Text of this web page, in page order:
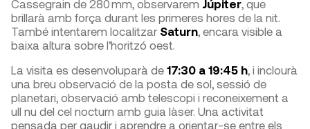
Cassegrain de 280 mm, observarem Júpiter, que
brillarà amb força durant les primeres hores de la nit.
També intentarem localitzar Saturn, encara visible a
baixa altura sobre l’horitzó oest.
La visita es desenvoluparà de 17:30 a 19:45 h, i inclourà
una breu observació de la posta de sol, sessió de
planetari, observació amb telescopi i reconeixement a
ull nu del cel nocturn amb guia làser. Una activitat
pensada per gaudir i aprendre a orientar-se entre els